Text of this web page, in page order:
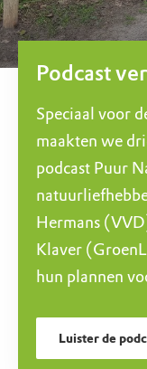
Podcast
Speciaal voor
maakten we
podcast Puur
Hermans
Klaver
hun plannen
Luister de